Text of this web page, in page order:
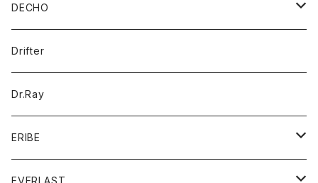
パーカー
カードケース
バッグ
アウター
コート
ジャケット
アクセサリー
バッグ
キッズ
シャツ
Tシャツ
グッズ
帽子
トップス
DECHO
帽子
Drifter
Dr.Ray
ERIBE
ニット
EVERLAST